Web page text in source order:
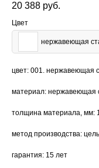
20 388 руб.
Цвет
нержавеющая
цвет: 001. нержавеющая
материал: нержавеющая
толщина материала, мм:
метод производства:
гарантия: 15 лет